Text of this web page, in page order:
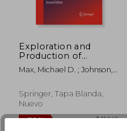
50%
dcto. $ 3.202
Exploration and
Production of
Oceanic Natural Gas
Hydrate: Critical
Commercialization
(en Inglés)
Max, Michael D. ; Johnson,
Springer, Tapa Blanda,
Nuevo